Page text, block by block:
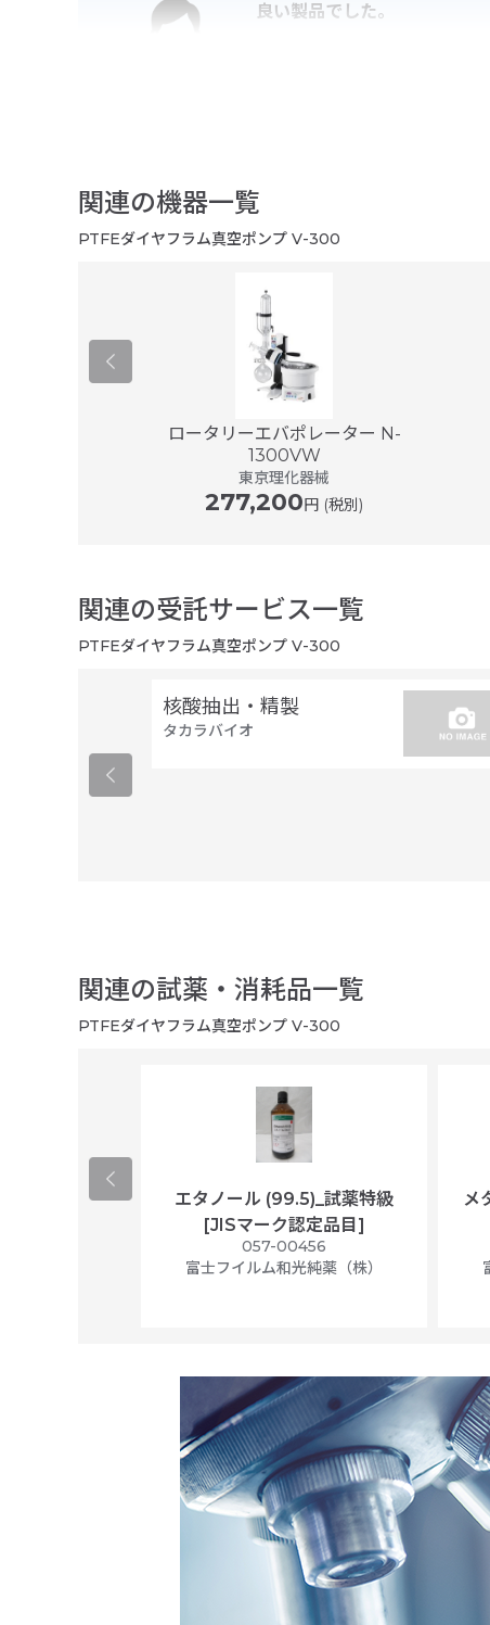
良い製品でした。
インターフェイスがあることで
良い製品でした。
予想通りの製品でした。
特に不満なく、使いやすいです。
関連の機器一覧
PTFEダイヤフラム真空ポンプ V-300
ロータリーエバポレーター N-
1300VW
東京理化器械
277,200円 (税別)
関連の受託サービス一覧
PTFEダイヤフラム真空ポンプ V-300
核酸抽出・精製
タカラバイオ
関連の試薬・消耗品一覧
PTFEダイヤフラム真空ポンプ V-300
エタノール (99.5)_試薬特級
[JISマーク認定品目]
057-00456
富士フイルム和光純薬（株）
メ